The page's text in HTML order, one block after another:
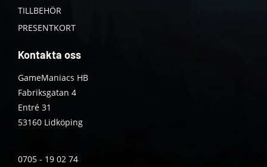
TILLBEHÖR
PRESENTKORT
Kontakta oss
GameManiacs HB
Fabriksgatan 4
Entré 31
53160 Lidköping
0705 - 19 02 74